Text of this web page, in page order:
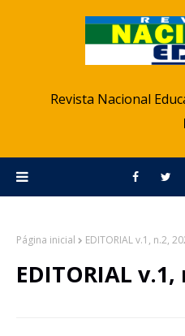
Revista Nacional
Página inicial EDITORIAL v.1, n.2,
EDITORIAL v.1,